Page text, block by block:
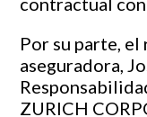
Por su parte,
aseguradora,
ZURICH